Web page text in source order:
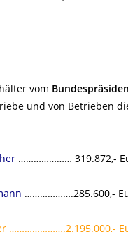
vom
und von Betrieben
………………… 319.872,-
……………….285.600,-
………………….2.195.000,-